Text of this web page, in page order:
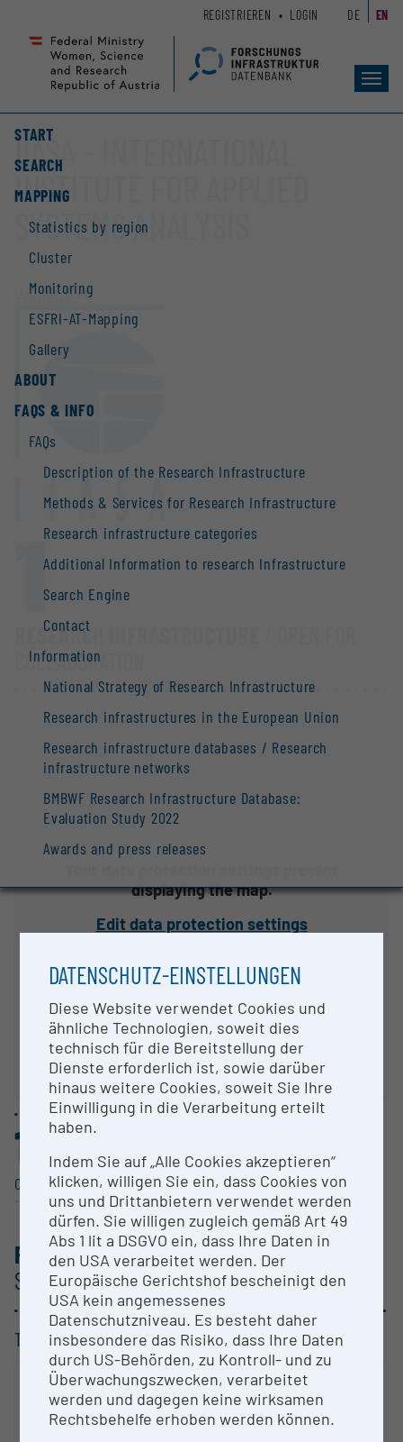
Seiteninhalt
Accesskey
Hauptnavigation
Accesskey
START
SEARCH
MAPPING
Statistics by region
Cluster
Monitoring
ESFRI-AT-Mapping
Gallery
ABOUT
FAQS & INFO
FAQs
Description of the Research Infrastructure
Methods & Services for Research Infrastructure
Research infrastructure categories
Additional Information to research Infrastructure
Search Engine
Contact
Information
National Strategy of Research Infrastructure
Research infrastructures in the European Union
Research infrastructure databases / Research
infrastructure networks
BMBWF Research Infrastructure Database:
Evaluation Study 2022
Awards and press releases
REGISTRIEREN LOGIN DE EN
IIASA - INTERNATIONAL
INSTITUTE FOR APPLIED
SYSTEMS ANALYSIS
Website
1
RESEARCH INFRASTRUCTURE
COLLABORATION
displaying the map.
Edit data protection settings
Other research infras­tructure
1
RESEARCH AREAS/ AUSTRIAN FIELDS OF
SCIENCES
TOP CATEGORIES /3 DIGITS
DATENSCHUTZ-EINSTELLUNGEN
Diese Website verwendet Cookies und
ähnliche Technologien, soweit dies
technisch für die Bereitstellung der
Dienste erforderlich ist, sowie darüber
hinaus weitere Cookies, soweit Sie Ihre
Einwilligung in die Verarbeitung erteilt
haben.
Indem Sie auf „Alle Cookies akzeptieren“
klicken, willigen Sie ein, dass Cookies von
uns und Drittanbietern verwendet werden
dürfen. Sie willigen zugleich gemäß Art 49
Abs 1 lit a DSGVO ein, dass Ihre Daten in
den USA verarbeitet werden. Der
Europäische Gerichtshof bescheinigt den
USA kein angemessenes
Datenschutzniveau. Es besteht daher
insbesondere das Risiko, dass Ihre Daten
durch US-Behörden, zu Kontroll- und zu
Überwachungszwecken, verarbeitet
werden und dagegen keine wirksamen
Rechtsbehelfe erhoben werden können.